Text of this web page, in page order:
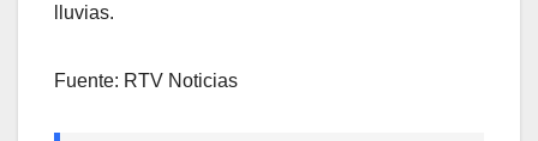
lluvias.
Fuente: RTV Noticias